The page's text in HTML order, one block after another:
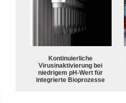
Kontinuierliche
Virusinaktivierung bei
niedrigem pH-Wert für
integrierte Bioprozesse